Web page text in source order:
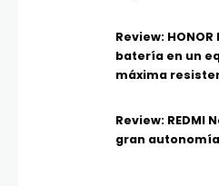
Review:
batería en un
máxima
Review: REDMI
gran